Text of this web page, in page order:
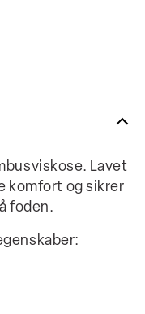
Lavet
komfort og sikrer
foden.